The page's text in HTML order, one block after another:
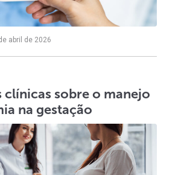
abril de 2026
clínicas sobre o manejo
na gestação